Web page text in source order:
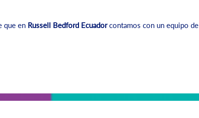
que en Russell Bedford Ecuadorcontamos con un equipo